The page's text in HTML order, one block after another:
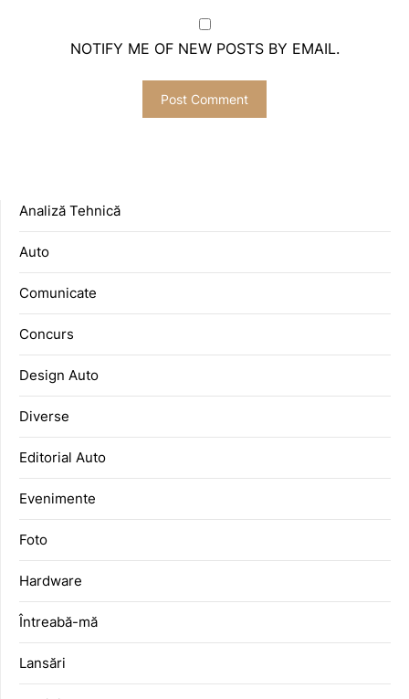
NOTIFY ME OF NEW POSTS BY EMAIL.
Analiză Tehnică
Auto
Comunicate
Concurs
Design Auto
Diverse
Editorial Auto
Evenimente
Foto
Hardware
Întreabă-mă
Lansări